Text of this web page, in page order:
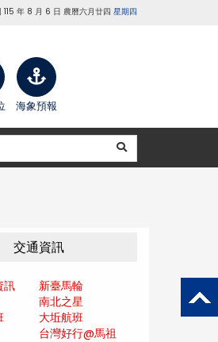
115 年 8 月 6 日 農曆六月廿四 星期四
海象預報
交通資訊
訊
新臺馬輪
南北之星
大坵航班
台灣好行@馬祖